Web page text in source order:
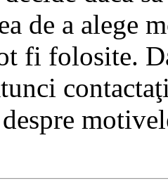
de a alege
fi folosite.